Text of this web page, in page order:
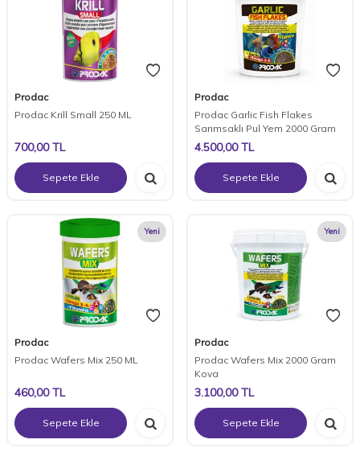
Prodac
Prodac Krill Small 250 ML
700,00TL
Sepete Ekle
Prodac
Prodac Garlic Fish Flakes
Sarımsaklı Pul Yem 2000 Gram
4.500,00TL
Sepete Ekle
Yeni
Prodac
Prodac Wafers Mix 250 ML
460,00TL
Sepete Ekle
Yeni
Prodac
Prodac Wafers Mix 2000 Gram
Kova
3.100,00TL
Sepete Ekle